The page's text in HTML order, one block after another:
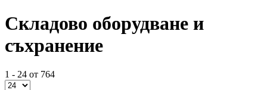
Складово оборудване и
съхранение
1 - 24 от 764